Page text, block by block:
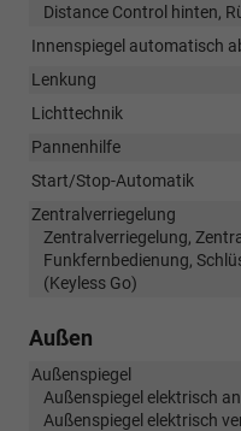
Distance Control hinten,
Innenspiegel automatisch
Lenkung
Lichttechnik
Pannenhilfe
Start/Stop-Automatik
Zentralverriegelung
Zentralverriegelung,
Funkfernbedienung,
(Keyless Go)
Außen
Außenspiegel
Außenspiegel elektrisch
Außenspiegel elektrisch